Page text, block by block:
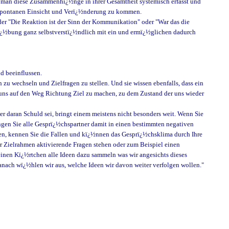
Einsicht und Verï¿½nderung zu kommen.
"Die Reaktion ist der Sinn der Kommunikation" oder "War das die
ganz selbstverstï¿½ndlich mit ein und ermï¿½glichen dadurch
beeinflussen.
wechseln und Zielfragen zu stellen. Und sie wissen ebenfalls, dass ein
auf den Weg Richtung Ziel zu machen, zu dem Zustand der uns wieder
Schuld sei, bringt einem meistens nicht besonders weit. Wenn Sie
Sie alle Gesprï¿½chspartner damit in einen bestimmten negativen
kennen Sie die Fallen und kï¿½nnen das Gesprï¿½chsklima durch Ihre
aktivierende Fragen stehen oder zum Beispiel einen
Kï¿½rtchen alle Ideen dazu sammeln was wir angesichts dieses
wï¿½hlen wir aus, welche Ideen wir davon weiter verfolgen wollen."